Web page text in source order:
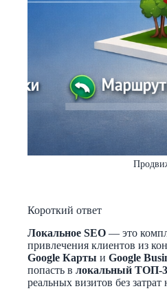
Короткий ответ
Локальное SEO — это
привлечения клиентов из
Google Карты и Google
попасть в локальный ТОП-3
реальных визитов без затрат